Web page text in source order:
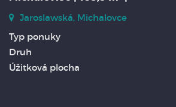
Jaroslawská, Michalovce
Typ ponuky
Druh
Úžitková plocha